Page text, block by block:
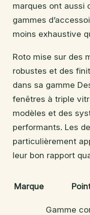
marques ont aussi
gammes
moins exhaustive
Roto mise sur des
robustes et des
dans sa gamme
fenêtres à triple
modèles et des
performants. Les
particulièrement
leur bon rapport
Marque
Gamme